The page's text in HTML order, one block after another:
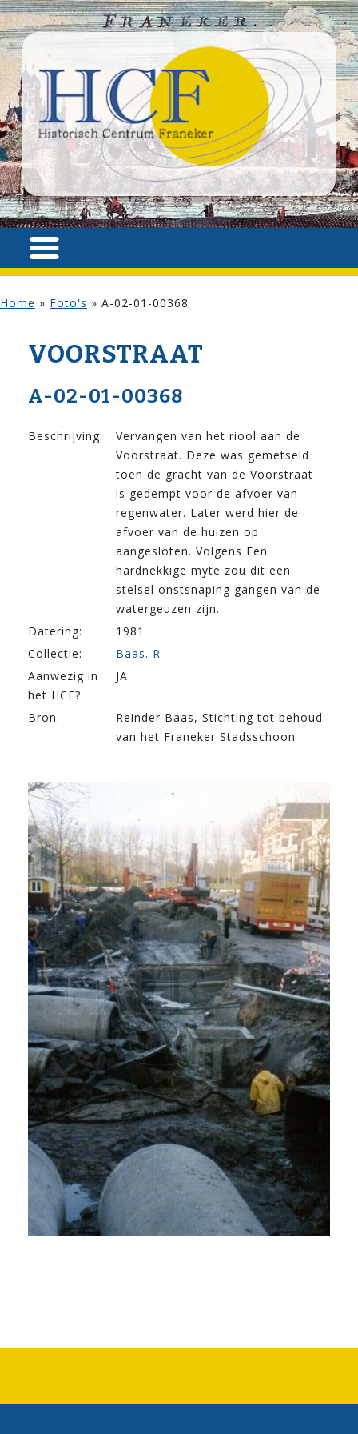
Home » Foto's » A-02-01-00368
VOOR­STRAAT
A-02-01-00368
Beschrijving:
Vervangen van het riool aan de
Voorstraat. Deze was gemetseld
toen de gracht van de Voorstraat
is gedempt voor de afvoer van
regenwater. Later werd hier de
afvoer van de huizen op
aangesloten. Volgens Een
hardnekkige myte zou dit een
stelsel onstsnaping gangen van de
watergeuzen zijn.
Datering:
1981
Collectie:
Baas. R
Aanwezig in
het HCF?:
JA
Bron:
Reinder Baas, Stichting tot behoud
van het Franeker Stadsschoon